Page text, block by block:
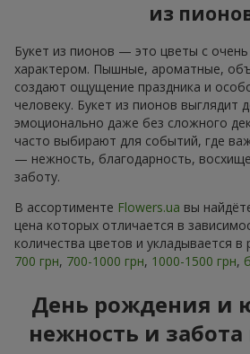
из
Букет из пионов — это цветы с
характером. Пышные, ароматные,
создают ощущение праздника и
человеку. Букет из пионов выглядит
эмоционально даже без сложного
часто выбирают для событий, где
— нежность, благодарность,
заботу.
В ассортименте Flowers.ua вы
цена которых отличается в
количества цветов и укладывается в
700 грн, 700-1000 грн, 1000-1500 грн,
День рождения и
нежность и